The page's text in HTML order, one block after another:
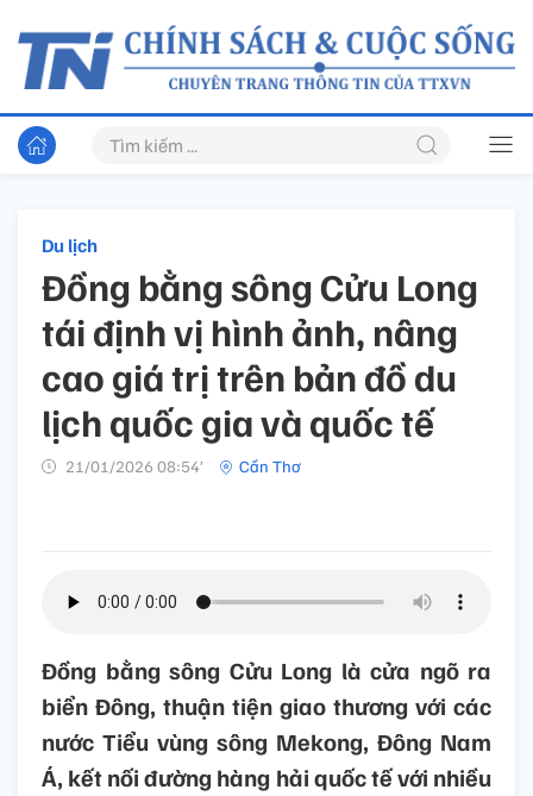
Du lịch
Đồng bằng sông Cửu Long
tái định vị hình ảnh, nâng
cao giá trị trên bản đồ du
lịch quốc gia và quốc tế
21/01/2026 08:54’ Cần Thơ
Đồng bằng sông Cửu Long là cửa ngõ ra
biển Đông, thuận tiện giao thương với các
nước Tiểu vùng sông Mekong, Đông Nam
Á, kết nối đường hàng hải quốc tế với nhiều